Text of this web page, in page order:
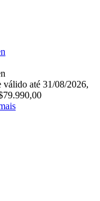
válido até 31/08/2026,